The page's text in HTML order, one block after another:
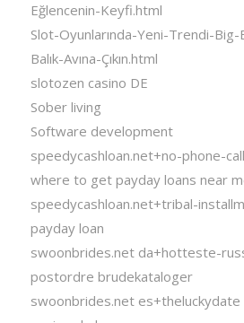
Eğlencenin-Keyfi.html
Slot-Oyunlarında-Yeni-Trendi-
Balık-Avına-Çıkın.html
slotozen casino DE
Sober living
Software development
speedycashloan.net+no-phone-
where to get payday loans near
speedycashloan.net+tribal-
payday loan
swoonbrides.net da+hotteste-
postordre brudekataloger
swoonbrides.net